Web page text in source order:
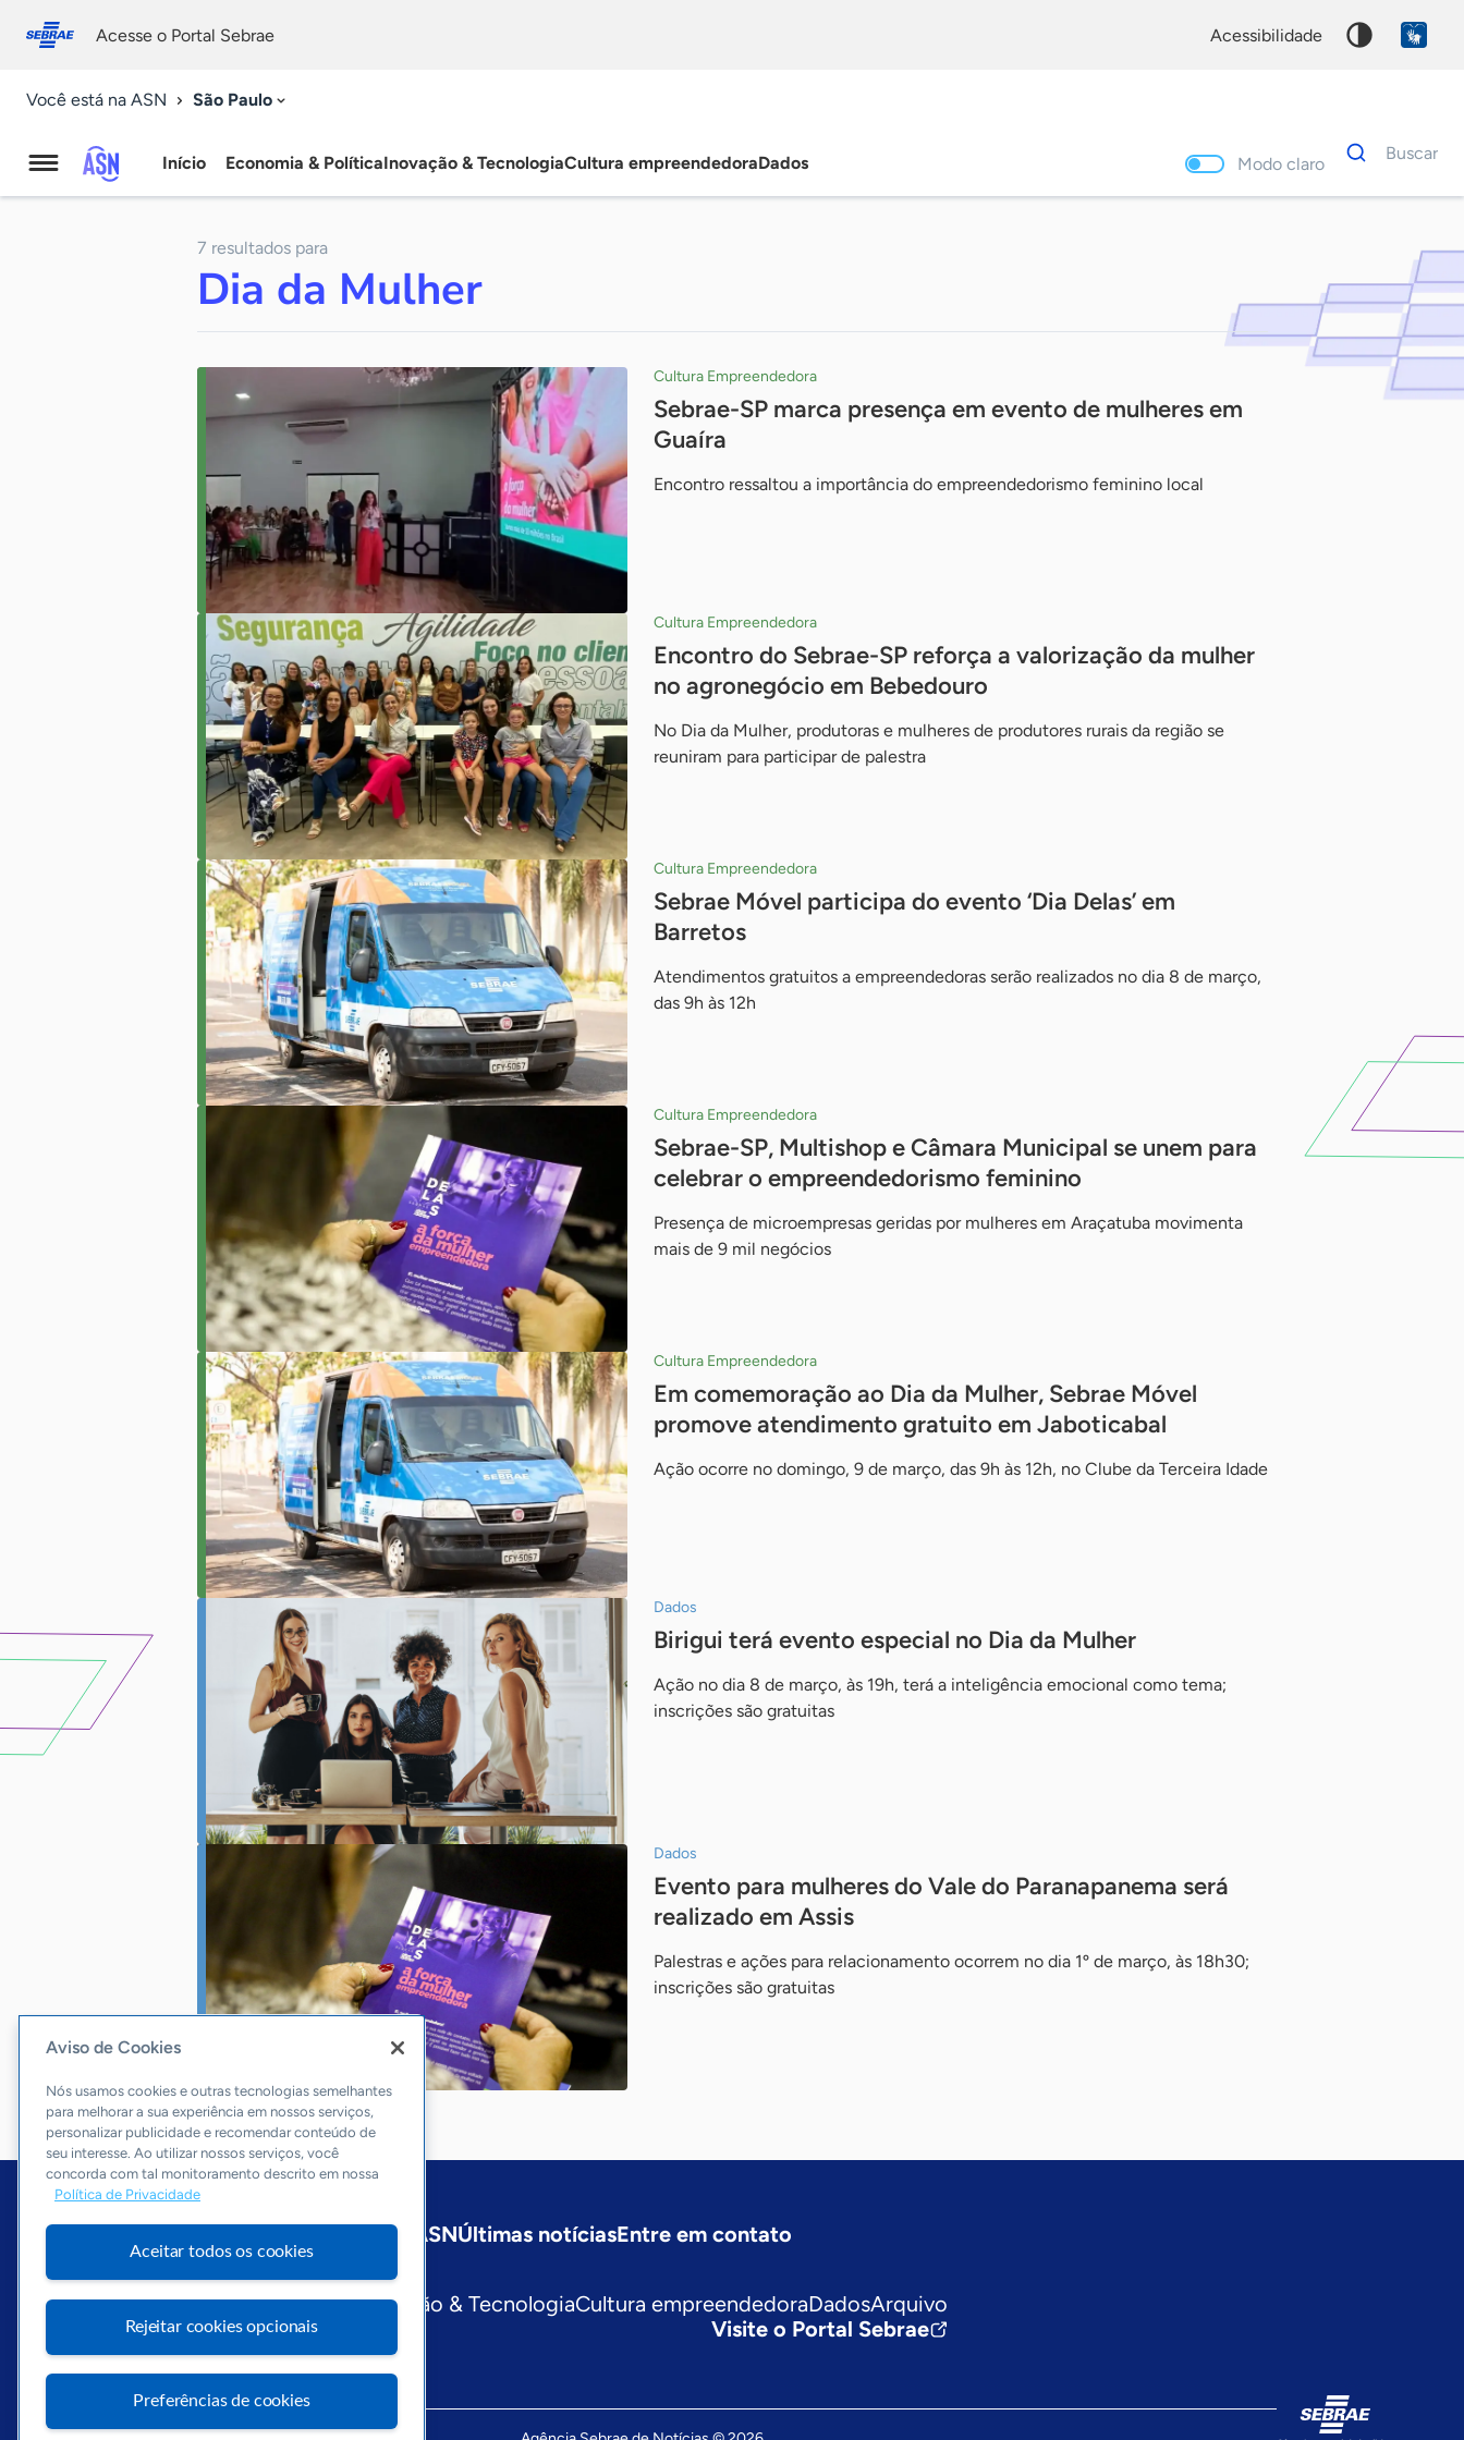
conosco
Acesse o Portal Sebrae acessibilidade
Você está na ASN São Paulo
Agência
Notícias
Início Economia & PolíticaInovação & TecnologiaCultura empreendedoraDados Modo claro
Dados
para
Buscar
7 resultados para
Dia da Mulher
Cultura Empreendedora
Sebrae-SP marca presença em evento de mulheres em
Guaíra
Encontro ressaltou a importância do empreendedorismo feminino local
Cultura Empreendedora
Encontro do Sebrae-SP reforça a valorização da mulher
no agronegócio em Bebedouro
No Dia da Mulher, produtoras e mulheres de produtores rurais da região se
reuniram para participar de palestra
Cultura Empreendedora
Sebrae Móvel participa do evento ‘Dia Delas’ em
Barretos
Atendimentos gratuitos a empreendedoras serão realizados no dia 8 de março,
das 9h às 12h
Cultura Empreendedora
Sebrae-SP, Multishop e Câmara Municipal se unem para
celebrar o empreendedorismo feminino
Presença de microempresas geridas por mulheres em Araçatuba movimenta
mais de 9 mil negócios
Cultura Empreendedora
Em comemoração ao Dia da Mulher, Sebrae Móvel
promove atendimento gratuito em Jaboticabal
Ação ocorre no domingo, 9 de março, das 9h às 12h, no Clube da Terceira Idade
Dados
Birigui terá evento especial no Dia da Mulher
Ação no dia 8 de março, às 19h, terá a inteligência emocional como tema;
inscrições são gratuitas
Dados
Evento para mulheres do Vale do Paranapanema será
realizado em Assis
Palestras e ações para relacionamento ocorrem no dia 1º de março, às 18h30;
inscrições são gratuitas
Sobre a ASNÚltimas notíciasEntre em contato
Editorias
Economia & PolíticaInovação & TecnologiaCultura empreendedoraDadosArquivo
Visite o Portal Sebrae
Aviso de Cookies
Nós usamos cookies e outras tecnologias semelhantes
para melhorar a sua experiência em nossos serviços,
personalizar publicidade e recomendar conteúdo de
seu interesse. Ao utilizar nossos serviços, você
concorda com tal monitoramento descrito em nossa
Política de Privacidade
Aceitar todos os cookies
Rejeitar cookies opcionais
Preferências de cookies